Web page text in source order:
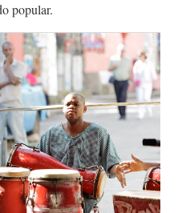
popular.